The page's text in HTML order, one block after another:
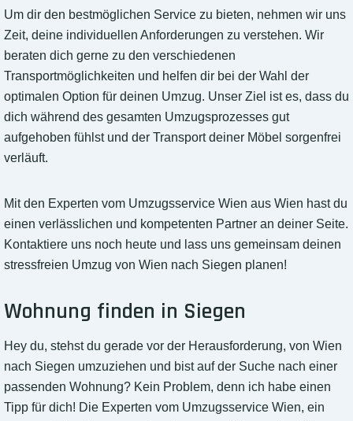
Um dir den bestmöglichen Service zu bieten, nehmen wir uns
Zeit, deine individuellen Anforderungen zu verstehen. Wir
beraten dich gerne zu den verschiedenen
Transportmöglichkeiten und helfen dir bei der Wahl der
optimalen Option für deinen Umzug. Unser Ziel ist es, dass du
dich während des gesamten Umzugsprozesses gut
aufgehoben fühlst und der Transport deiner Möbel sorgenfrei
verläuft.
Mit den Experten vom Umzugsservice Wien aus Wien hast du
einen verlässlichen und kompetenten Partner an deiner Seite.
Kontaktiere uns noch heute und lass uns gemeinsam deinen
stressfreien Umzug von Wien nach Siegen planen!
Wohnung finden in Siegen
Hey du, stehst du gerade vor der Herausforderung, von Wien
nach Siegen umzuziehen und bist auf der Suche nach einer
passenden Wohnung? Kein Problem, denn ich habe einen
Tipp für dich! Die Experten vom Umzugsservice Wien, ein